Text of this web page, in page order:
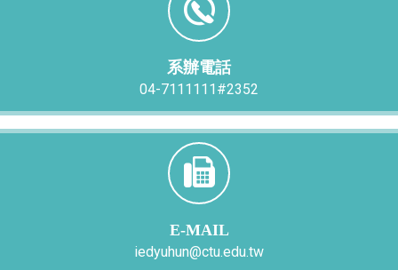
系辦電話
04-7111111#2352
E-MAIL
iedyuhun@ctu.edu.tw